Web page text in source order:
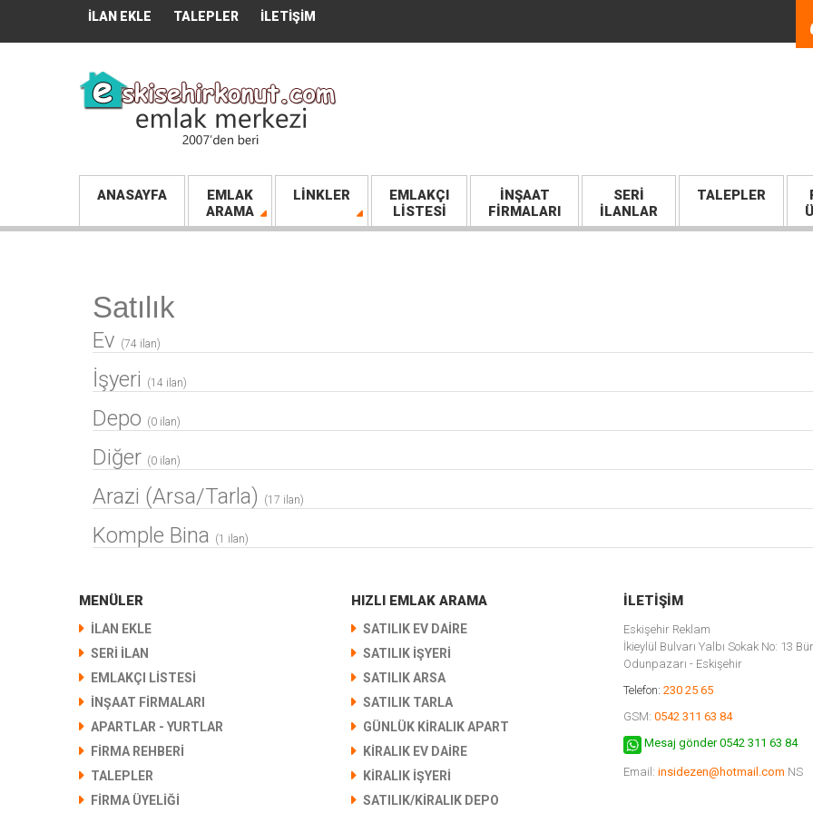
İLAN EKLE TALEPLER İLETIŞIM
ANASAYFA
EMLAK
ARAMA
LINKLER
EMLAKÇI
LİSTESİ
İNŞAAT
FİRMALARI
SERI
İLANLAR
TALEPLER
Satılık
Ev (74 ilan)
İşyeri (14 ilan)
Depo (0 ilan)
Diğer (0 ilan)
Arazi (Arsa/Tarla) (17 ilan)
Komple Bina (1 ilan)
MENÜLER
İLAN EKLE
SERİ İLAN
EMLAKÇI LİSTESİ
İNŞAAT FİRMALARI
APARTLAR - YURTLAR
FIRMA REHBERI
TALEPLER
FIRMA ÜYELIĞI
HIZLI EMLAK ARAMA
SATILIK EV DAIRE
SATILIK İŞYERI
SATILIK ARSA
SATILIK TARLA
GÜNLÜK KIRALIK APART
KIRALIK EV DAIRE
KIRALIK İŞYERI
SATILIK/KIRALIK DEPO
İLETIŞIM
Eskişehir Reklam
İkieylül Bulvarı Yalbı Sokak No: 13
Odunpazarı - Eskişehir
Telefon: 230 25 65
GSM: 0542 311 63 84
Mesaj gönder 0542 311 63 84
Email: insidezen@hotmail.com NS